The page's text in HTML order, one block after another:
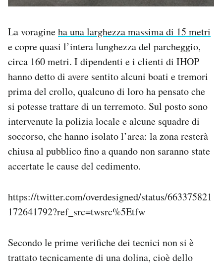
La voragineha una larghezza massima di 15 metri
e copre quasi l’intera lunghezza del parcheggio,
circa 160 metri. I dipendenti e i clienti di IHOP
hanno detto di avere sentito alcuni boati e tremori
prima del crollo, qualcuno di loro ha pensato che
si potesse trattare di un terremoto. Sul posto sono
intervenute la polizia locale e alcune squadre di
soccorso, che hanno isolato l’area: la zona resterà
chiusa al pubblico fino a quando non saranno state
accertate le cause del cedimento.
https://twitter.com/overdesigned/status/663375821
172641792?ref_src=twsrc%5Etfw
Secondo le prime verifiche dei tecnici non si è
trattato tecnicamente di una dolina, cioè dello